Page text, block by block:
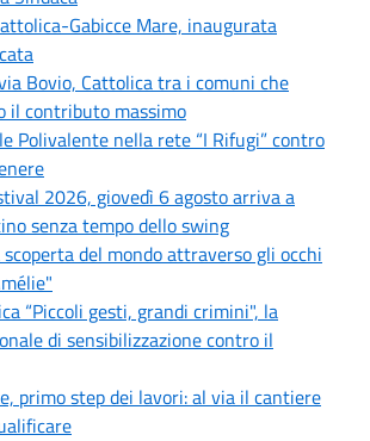
Gabicce Mare, inaugurata
Bovio, Cattolica tra i comuni che
il contributo massimo
Polivalente nella rete “I Rifugi” contro
2026, giovedì 6 agosto arriva a
senza tempo dello swing
del mondo attraverso gli occhi
“Piccoli gesti, grandi crimini", la
di sensibilizzazione contro il
primo step dei lavori: al via il cantiere